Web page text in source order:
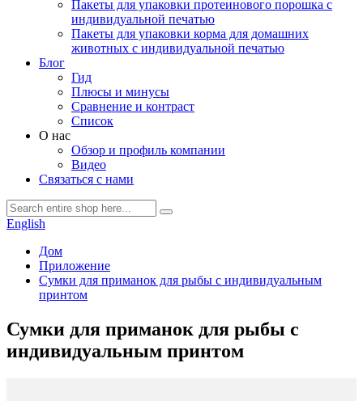
Пакеты для упаковки протеинового порошка с
индивидуальной печатью
Пакеты для упаковки корма для домашних
животных с индивидуальной печатью
Блог
Гид
Плюсы и минусы
Сравнение и контраст
Список
О нас
Обзор и профиль компании
Видео
Связаться с нами
English
Дом
Приложение
Сумки для приманок для рыбы с индивидуальным
принтом
Сумки для приманок для рыбы с
индивидуальным принтом